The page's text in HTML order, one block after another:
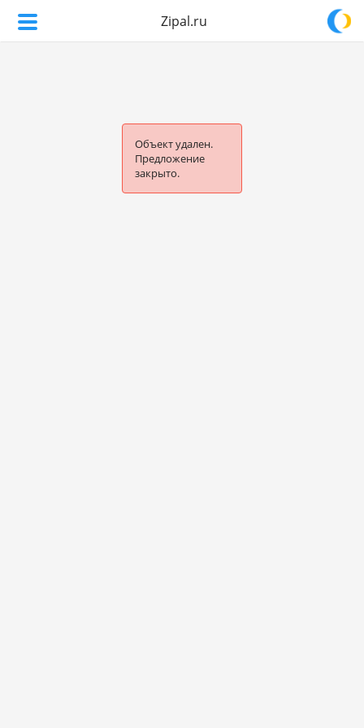
Zipal.ru
Объект удален.
Предложение
закрыто.